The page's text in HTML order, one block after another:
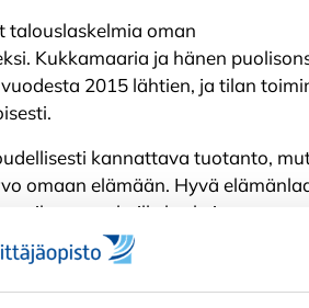
talouslaskelmia oman
Kukkamaaria ja hänen
2015 lähtien, ja tilan
kannattava tuotanto,
omaan elämään. Hyvä
aikaa – on heille keskeinen arvo.
hänen varmuutensa
Hän painottaa, että